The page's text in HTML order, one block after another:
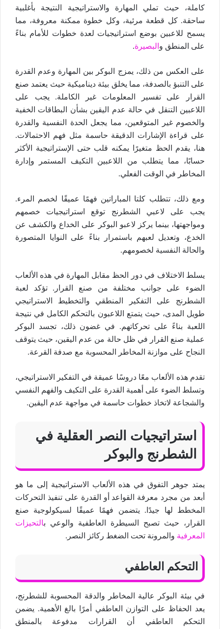
كاملة، حيث تملي المهارة والاستراتيجية النتيجة بأغلبية
ساحقة. كل قطعة مرئية، وكل خطوة ممكنة معروفة، مما
يسمح للاعبين بوضع استراتيجيات لعدة خطوات للأمام بناءً
على المنطق و البصيرة.
على العكس من ذلك، يمزج البوكر بين المهارة وعدم القدرة
على التنبؤ بالصدفة، مما يخلق بيئة ديناميكية حيث يعتمد صنع
القرار على تفسير المعلومات غير الكاملة. يجب على
اللاعبين التنقل في حالة عدم اليقين بشأن البطاقات الخفية
والخصوم غير المتوقعين، مما يجعل الحدة النفسية والقدرة
على قراءة الإشارات الدقيقة حاسمة مثل فهم الاحتمالات.
هنا، يقدم الحظ متغيرًا يمكنه قلب حتى الإستراتيجية الأكثر
حسابًا، مما يتطلب من اللاعبين التكيف المستمر وإدارة
المخاطر في الوقت الفعلي.
ومع ذلك، تتطلب كلتا المباراتين فهمًا عميقًا لخصم المرء.
يجب على لاعبي الشطرنج توقع استراتيجيات خصمهم
ومواجهتها، بينما يركز لاعبو البوكر على الخداع والكشف عن
الخدع، وتعديل لعبهم باستمرار بناءً على النوايا المتصورة
والحالة النفسية لخصومهم.
يسلط الاختلاف في دور الحظ مقابل المهارة في هذه الألعاب
الضوء على جوانب مختلفة من صنع القرار. تؤكد لعبة
الشطرنج على التفكير المنطقي والتخطيط الاستراتيجي
طويل المدى، حيث يتمتع اللاعبون بالتحكم الكامل في نتيجة
اللعبة بناءً على تحركاتهم. في غضون ذلك، تجسد البوكر
عملية صنع القرار في ظل حالة من عدم اليقين، حيث يتوقف
النجاح على موازنة المخاطر المحسوبة مع صدفة القرعة.
تقدم هذه الألعاب معًا دروسًا عميقة في التفكير الاستراتيجي،
وتسلط الضوء على أهمية القدرة على التكيف والفهم النفسي
والشجاعة لاتخاذ خطوات حاسمة في مواجهة عدم اليقين.
استراتيجيات النصر العقلية في
الشطرنج والبوكر
يمتد جوهر التفوق في هذه الألعاب الاستراتيجية إلى ما هو
أبعد من مجرد معرفة القواعد أو القدرة على تنفيذ التحركات
المخطط لها جيدًا. يتضمن فهمًا عميقًا لسيكولوجية صنع
القرار، حيث تصبح السيطرة العاطفية والوعي بالتحيزات
المعرفية والمرونة تحت الضغط ركائز النصر.
التحكم العاطفي
في بيئة البوكر عالية المخاطر والدقة المحسوبة للشطرنج،
يعد الحفاظ على التوازن العاطفي أمرًا بالغ الأهمية. يضمن
التحكم العاطفي أن القرارات مدفوعة بالمنطق